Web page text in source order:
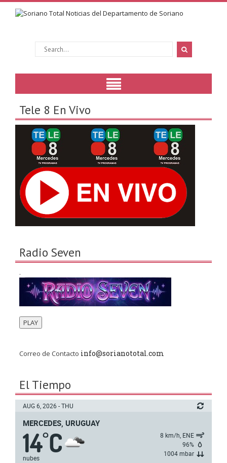
Tele 8 En Vivo
Radio Seven
.
PLAY
Correo de Contacto info@sorianototal.com
El Tiempo
AUG 6, 2026 - THU
MERCEDES, URUGUAY
14°C
nubes
8 km/h, ENE
96%
1004 mbar